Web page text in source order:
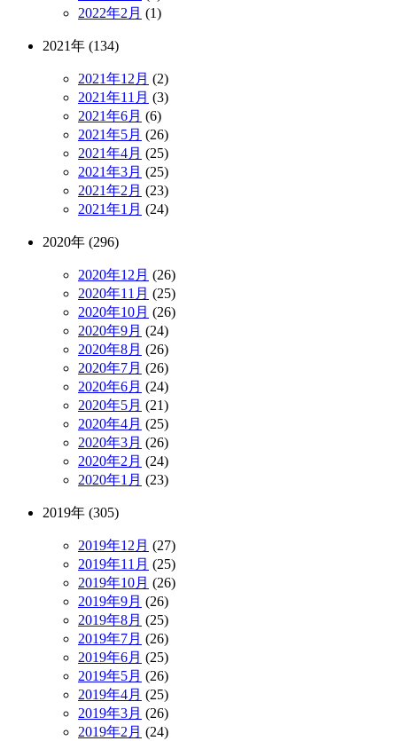
2022年2月 (1)
2021年 (134)
2021年12月 (2)
2021年11月 (3)
2021年6月 (6)
2021年5月 (26)
2021年4月 (25)
2021年3月 (25)
2021年2月 (23)
2021年1月 (24)
2020年 (296)
2020年12月 (26)
2020年11月 (25)
2020年10月 (26)
2020年9月 (24)
2020年8月 (26)
2020年7月 (26)
2020年6月 (24)
2020年5月 (21)
2020年4月 (25)
2020年3月 (26)
2020年2月 (24)
2020年1月 (23)
2019年 (305)
2019年12月 (27)
2019年11月 (25)
2019年10月 (26)
2019年9月 (26)
2019年8月 (25)
2019年7月 (26)
2019年6月 (25)
2019年5月 (26)
2019年4月 (25)
2019年3月 (26)
2019年2月 (24)